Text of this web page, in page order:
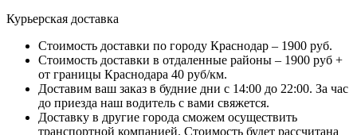
Курьерская доставка
Стоимость доставки по городу Краснодар – 1900 руб.
Стоимость доставки в отдаленные районы – 1900 руб +
от границы Краснодара 40 руб/км.
Доставим ваш заказ в будние дни с 14:00 до 22:00. За час
до приезда наш водитель с вами свяжется.
Доставку в другие города сможем осуществить
транспортной компанией. Стоимость будет рассчитана